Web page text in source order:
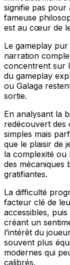
signifie pas pour
fameuse
est au cœur de
Le gameplay pur
narration
concentrent sur
du gameplay
ou Galaga
sortie.
En analysant la
redécouvert des
simples mais
que le plaisir de
la complexité ou
des mécaniques
gratifiantes.
La difficulté
facteur clé de
accessibles,
créant un
l’intérêt du
souvent plus
modernes qui
calibrés.